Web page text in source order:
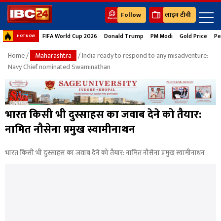
Follow लाइव टीवी
HOT NOW FIFA World Cup 2026 Donald Trump PM Modi Gold Price
Home/ Maharashtra
/ India ready to respond to any misadventure:
Navy Chief nominated Swaminathan
भारत किसी भी दुस्साहस का जवाब देने को तैयार:
नामित नौसेना प्रमुख स्वामीनाथन
भारत किसी भी दुस्साहस का जवाब देने को तैयार: नामित नौसेना प्रमुख स्वामीनाथन